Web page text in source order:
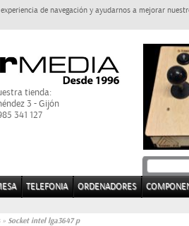
de navegación y ayudarnos a mejorar
tienda:
3 - Gijón
341 127
TELEFONIA ORDENADORES
» Socket intel lga3647 p